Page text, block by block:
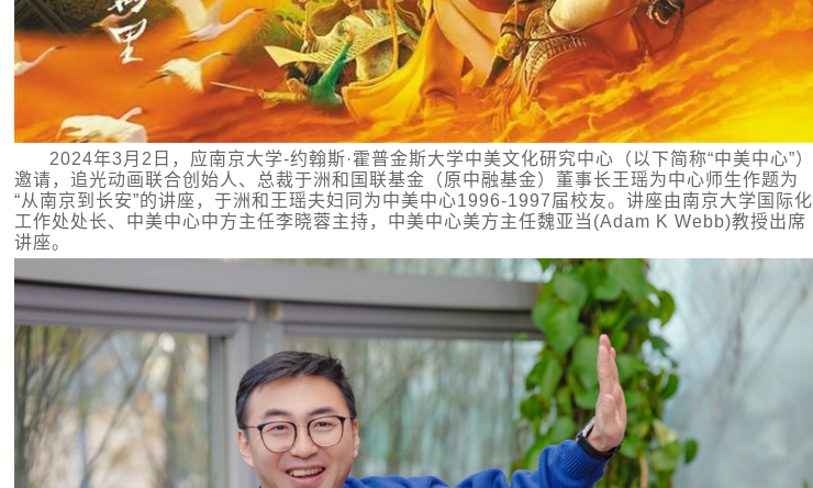
2024年3月2日，应南京大学-约翰斯·霍普金斯大学中美文化研究中心（以下简称“中美中心”）
邀请，追光动画联合创始人、总裁于洲和国联基金（原中融基金）董事长王瑶为中心师生作题为
“从南京到长安”的讲座，于洲和王瑶夫妇同为中美中心1996-1997届校友。讲座由南京大学国际化
工作处处长、中美中心中方主任李晓蓉主持，中美中心美方主任魏亚当(Adam K Webb)教授出席
讲座。